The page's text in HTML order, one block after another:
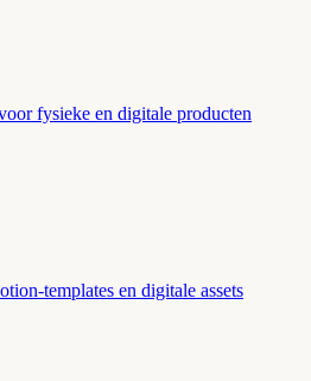
fysieke en digitale producten
templates en digitale assets